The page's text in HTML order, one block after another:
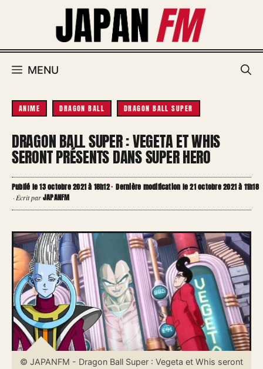
MENU
ANIME DRAGON BALL DRAGON BALL SUPER
DRAGON BALL SUPER : VEGETA ET WHIS
SERONT PRÉSENTS DANS SUPER HERO
Publié le 13 octobre 2021 à 18h12· Dernière modification le 21 octobre 2021 à 11h18
·Écrit parJAPANFM
© JAPANFM - Dragon Ball Super : Vegeta et Whis seront